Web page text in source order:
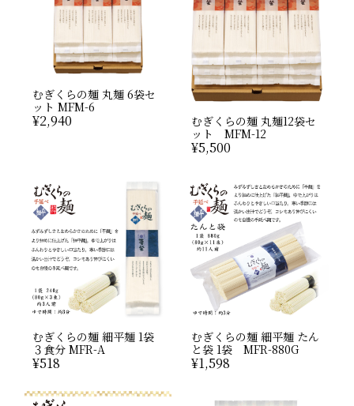
むぎくらの麺 丸麺 6袋セ
ット MFM-6
¥2,940
むぎくらの麺 丸麺12袋セ
ット MFM-12
¥5,500
むぎくらの麺 細平麺 1袋
３食分 MFR-A
¥518
むぎくらの麺 細平麺 たん
と袋 1袋 MFR-880G
¥1,598